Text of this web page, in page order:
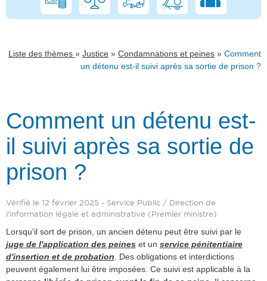
Liste des thèmes » Justice » Condamnations et peines » Comment
un détenu est-il suivi après sa sortie de prison ?
Comment un détenu est-
il suivi après sa sortie de
prison ?
Vérifié le 12 février 2025 - Service Public / Direction de
l'information légale et administrative (Premier ministre)
Lorsqu'il sort de prison, un ancien détenu peut être suivi par le
juge de l'application des peines et un service pénitentiaire
d'insertion et de probation . Des obligations et interdictions
peuvent également lui être imposées. Ce suivi est applicable à la